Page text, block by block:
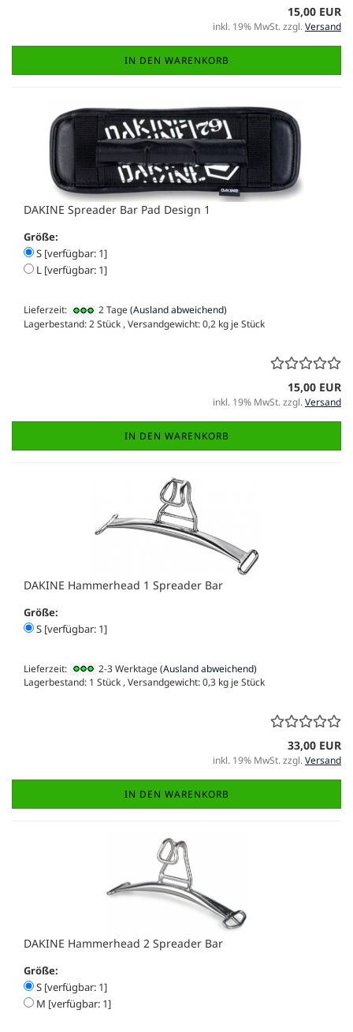
15,00 EUR
inkl. 19% MwSt. zzgl.Versand
IN DEN WARENKORB
DAKINE Spreader Bar Pad Design 1
Größe:
S [verfügbar: 1]
L [verfügbar: 1]
Lieferzeit: 2 Tage(Ausland abweichend)
Lagerbestand: 2 Stück , Versandgewicht:0,2 kg je Stück
15,00 EUR
inkl. 19% MwSt. zzgl.Versand
IN DEN WARENKORB
DAKINE Hammerhead 1 Spreader Bar
Größe:
S [verfügbar: 1]
Lieferzeit: 2-3 Werktage(Ausland abweichend)
Lagerbestand: 1 Stück , Versandgewicht:0,3 kg je Stück
33,00 EUR
inkl. 19% MwSt. zzgl.Versand
IN DEN WARENKORB
DAKINE Hammerhead 2 Spreader Bar
Größe:
S [verfügbar: 1]
M [verfügbar: 1]